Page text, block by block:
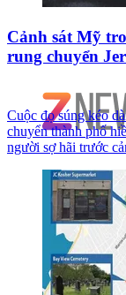
Cảnh sát Mỹ
rung chuyển
Cuộc đọ súng kéo
chuyển thành phố
người sợ hãi trước